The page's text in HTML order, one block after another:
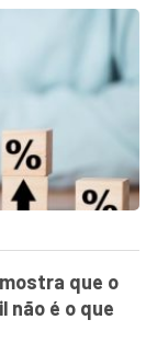
que o
não é o que